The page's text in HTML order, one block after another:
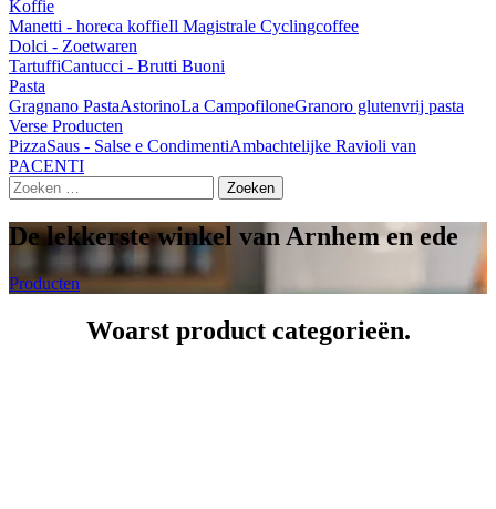
Koffie
Manetti - horeca koffieIl Magistrale Cyclingcoffee
Dolci - Zoetwaren
TartuffiCantucci - Brutti Buoni
Pasta
Gragnano PastaAstorinoLa CampofiloneGranoro glutenvrij pasta
Verse Producten
PizzaSaus - Salse e CondimentiAmbachtelijke Ravioli van
PACENTI
Zoeken
naar:
De lekkerste winkel van Arnhem en ede
Producten
Woarst product categorieën.